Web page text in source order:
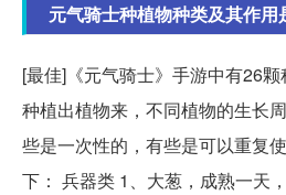
元气骑士种植物种类及其作用
[最佳]《元气骑士》手游中有26
种植出植物来，不同植物的生长
些是一次性的，有些是可以重复
下： 兵器类 1、大葱，成熟一天